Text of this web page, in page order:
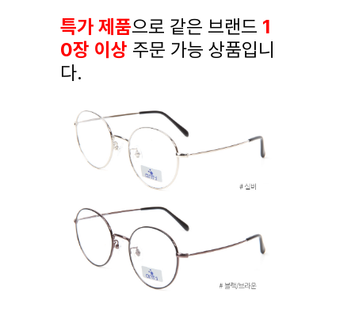
특가 제품으로 같은 브랜드 1
0장 이상 주문 가능 상품입니
다.